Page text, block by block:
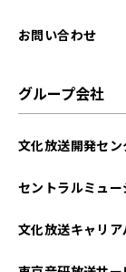
お問い合わせ
グループ会社
文化放送開発セン
セントラルミュー
文化放送キャリ